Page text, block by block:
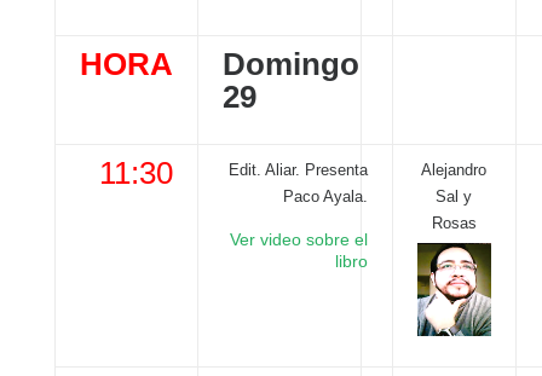
HORA
Domingo
29
11:30
Edit. Aliar. Presenta
Paco Ayala.
Ver video sobre el
libro
Alejandro
Sal y
Rosas